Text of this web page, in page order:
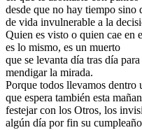
desde que no hay tiempo sino
de vida invulnerable a la
Quien es visto o quien cae en
es lo mismo, es un muerto
que se levanta día tras día para
mendigar la mirada.
Porque todos llevamos
que espera también esta
festejar con los Otros, los
algún día por fin su